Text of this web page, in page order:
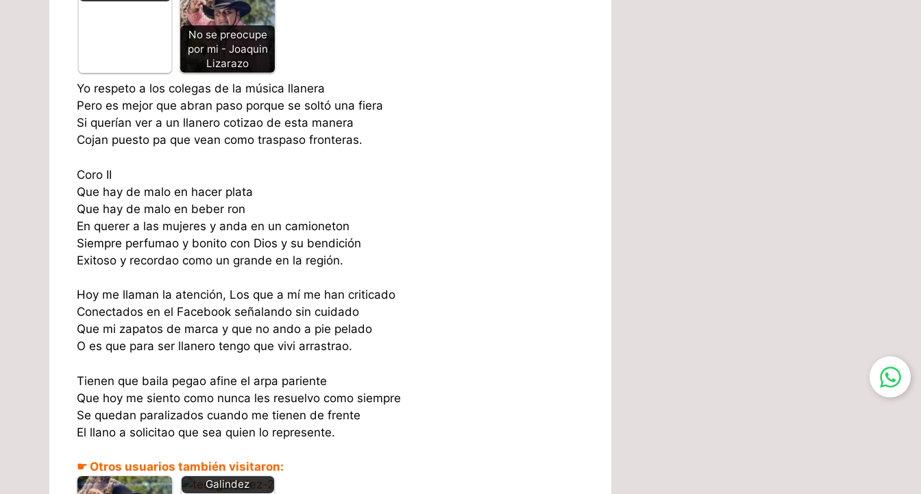
No se preocupe
por mi - Joaquin
Lizarazo
Yo respeto a los colegas de la música llanera
Pero es mejor que abran paso porque se soltó una fiera
Si querían ver a un llanero cotizao de esta manera
Cojan puesto pa que vean como traspaso fronteras.
Coro II
Que hay de malo en hacer plata
Que hay de malo en beber ron
En querer a las mujeres y anda en un camioneton
Siempre perfumao y bonito con Dios y su bendición
Exitoso y recordao como un grande en la región.
Hoy me llaman la atención, Los que a mí me han criticado
Conectados en el Facebook señalando sin cuidado
Que mi zapatos de marca y que no ando a pie pelado
O es que para ser llanero tengo que vivi arrastrao.
Tienen que baila pegao afine el arpa pariente
Que hoy me siento como nunca les resuelvo como siempre
Se quedan paralizados cuando me tienen de frente
El llano a solicitao que sea quien lo represente.
☛ Otros usuarios también visitaron:
verdadero - Teo
Galindez